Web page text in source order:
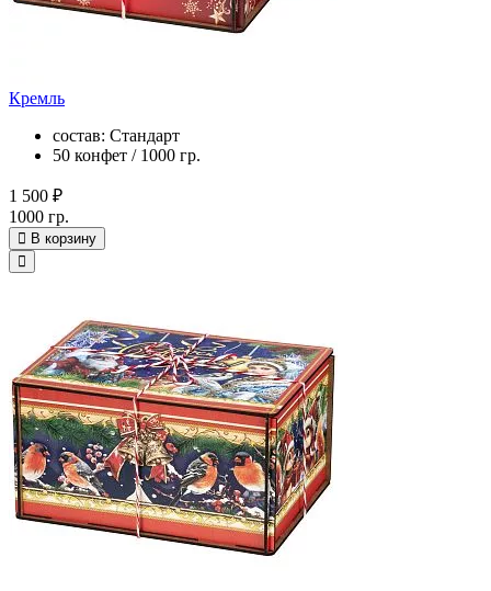
Кремль
состав: Стандарт
50 конфет / 1000 гр.
1 500 ₽
1000 гр.
В корзину